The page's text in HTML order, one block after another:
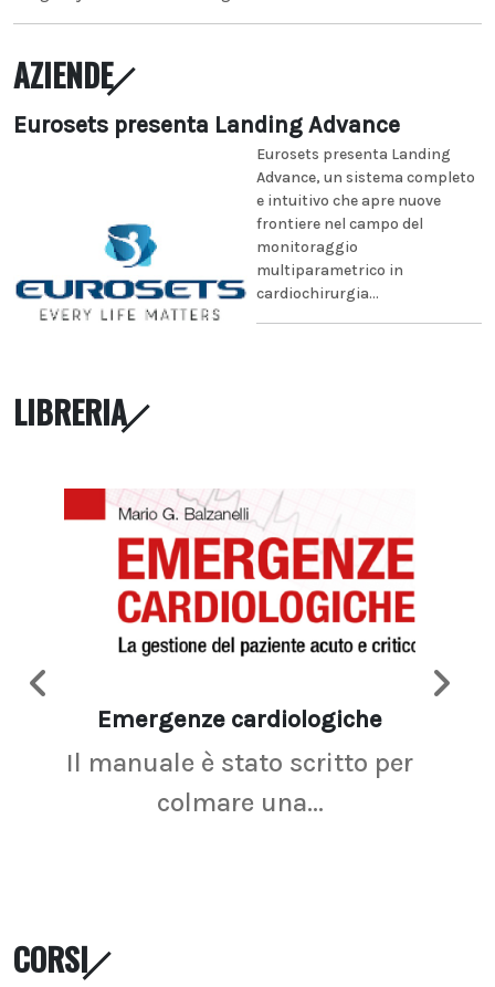
AZIENDE
Eurosets presenta Landing Advance
Eurosets presenta Landing
Advance, un sistema completo
e intuitivo che apre nuove
frontiere nel campo del
monitoraggio
multiparametrico in
cardiochirurgia...
LIBRERIA
Emergenze cardiologiche
Il manuale è stato scritto per
colmare una...
CORSI